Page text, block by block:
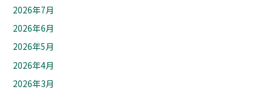
2026年7月
2026年6月
2026年5月
2026年4月
2026年3月